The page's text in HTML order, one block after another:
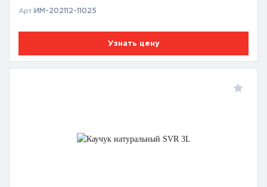
Арт: ИМ-202112-11025
Узнать цену